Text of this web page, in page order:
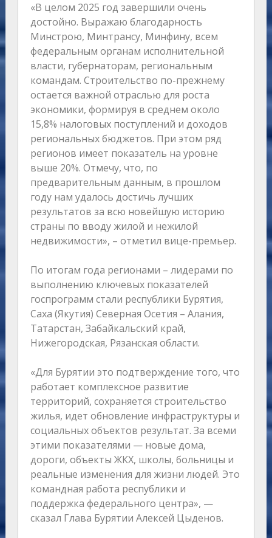
«В целом 2025 год завершили очень
достойно. Выражаю благодарность
Минстрою, Минтрансу, Минфину, всем
федеральным органам исполнительной
власти, губернаторам, региональным
командам. Строительство по-прежнему
остается важной отраслью для роста
экономики, формируя в среднем около
15,8% налоговых поступлений и доходов
региональных бюджетов. При этом ряд
регионов имеет показатель на уровне
выше 20%. Отмечу, что, по
предварительным данным, в прошлом
году нам удалось достичь лучших
результатов за всю новейшую историю
страны по вводу жилой и нежилой
недвижимости», – отметил вице-премьер.
По итогам года регионами – лидерами по
выполнению ключевых показателей
госпрограмм стали республики Бурятия,
Саха (Якутия) Северная Осетия – Алания,
Татарстан, Забайкальский край,
Нижегородская, Рязанская области.
«Для Бурятии это подтверждение того, что
работает комплексное развитие
территорий, сохраняется строительство
жилья, идет обновление инфраструктуры и
социальных объектов результат. За всеми
этими показателями — новые дома,
дороги, объекты ЖКХ, школы, больницы и
реальные изменения для жизни людей. Это
командная работа республики и
поддержка федерального центра», —
сказал Глава Бурятии Алексей Цыденов.